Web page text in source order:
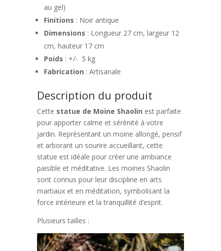
au gel)
Finitions : Noir antique
Dimensions : Longueur 27 cm, largeur 12
cm, hauteur 17 cm
Poids : +/- 5 kg
Fabrication : Artisanale
Description du produit
Cette statue de Moine Shaolin est parfaite
pour apporter calme et sérénité à votre
jardin. Représentant un moine allongé, pensif
et arborant un sourire accueillant, cette
statue est idéale pour créer une ambiance
paisible et méditative. Les moines Shaolin
sont connus pour leur discipline en arts
martiaux et en méditation, symbolisant la
force intérieure et la tranquillité d’esprit.
Plusieurs tailles :